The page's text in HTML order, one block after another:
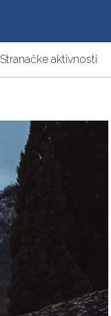
Stranačke aktivnosti